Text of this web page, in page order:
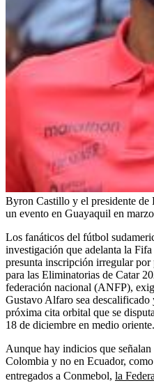
Byron Castillo y el presidente de
un evento en Guayaquil en
Los fanáticos del fútbol
investigación que adelanta la
presunta inscripción irregular por
para las Eliminatorias de Catar
federación nacional (ANFP),
Gustavo Alfaro sea
próxima cita orbital que se
18 de diciembre en medio oriente.
Aunque hay indicios que
Colombia y no en Ecuador,
entregados a Conmebol, la